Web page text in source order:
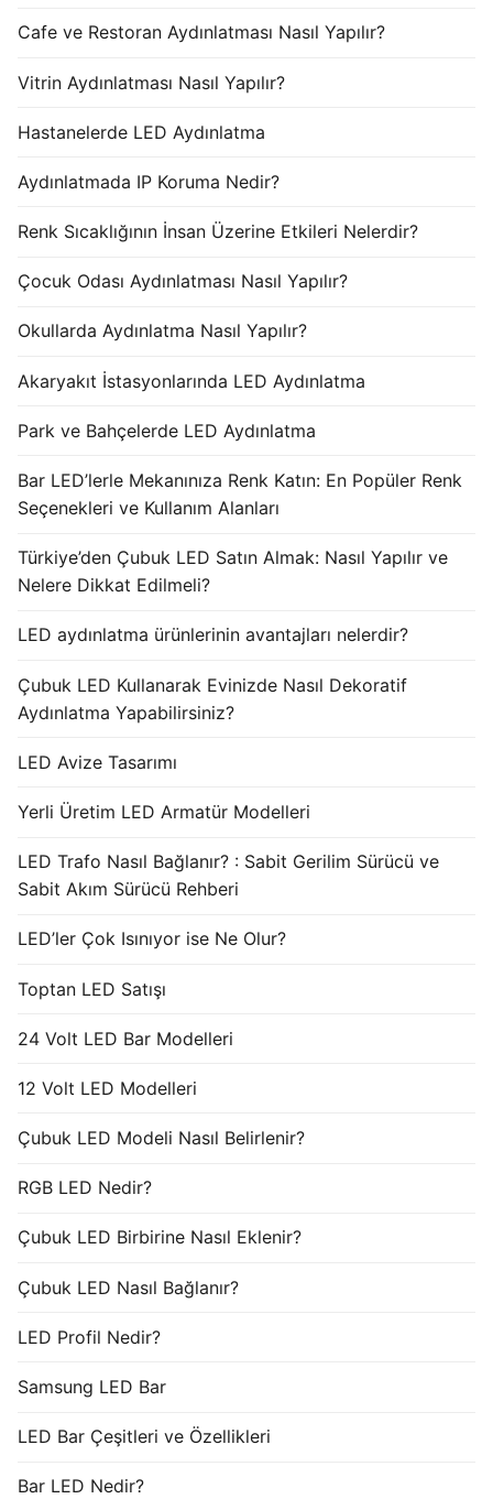
Cafe ve Restoran Aydınlatması Nasıl Yapılır?
Vitrin Aydınlatması Nasıl Yapılır?
Hastanelerde LED Aydınlatma
Aydınlatmada IP Koruma Nedir?
Renk Sıcaklığının İnsan Üzerine Etkileri Nelerdir?
Çocuk Odası Aydınlatması Nasıl Yapılır?
Okullarda Aydınlatma Nasıl Yapılır?
Akaryakıt İstasyonlarında LED Aydınlatma
Park ve Bahçelerde LED Aydınlatma
Bar LED’lerle Mekanınıza Renk Katın: En Popüler Renk
Seçenekleri ve Kullanım Alanları
Türkiye’den Çubuk LED Satın Almak: Nasıl Yapılır ve
Nelere Dikkat Edilmeli?
LED aydınlatma ürünlerinin avantajları nelerdir?
Çubuk LED Kullanarak Evinizde Nasıl Dekoratif
Aydınlatma Yapabilirsiniz?
LED Avize Tasarımı
Yerli Üretim LED Armatür Modelleri
LED Trafo Nasıl Bağlanır? : Sabit Gerilim Sürücü ve
Sabit Akım Sürücü Rehberi
LED’ler Çok Isınıyor ise Ne Olur?
Toptan LED Satışı
24 Volt LED Bar Modelleri
12 Volt LED Modelleri
Çubuk LED Modeli Nasıl Belirlenir?
RGB LED Nedir?
Çubuk LED Birbirine Nasıl Eklenir?
Çubuk LED Nasıl Bağlanır?
LED Profil Nedir?
Samsung LED Bar
LED Bar Çeşitleri ve Özellikleri
Bar LED Nedir?